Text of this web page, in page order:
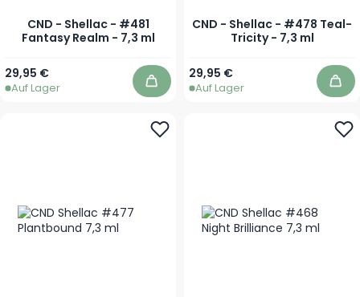
CND - Shellac - #481
Fantasy Realm - 7,3 ml
29,95 €
Auf Lager In den Warenkorb
CND - Shellac - #478 Teal-
Tricity - 7,3 ml
29,95 €
Auf Lager In